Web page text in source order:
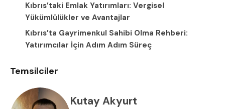
Kıbrıs’taki Emlak Yatırımları: Vergisel
Yükümlülükler ve Avantajlar
Kıbrıs’ta Gayrimenkul Sahibi Olma Rehberi:
Yatırımcılar İçin Adım Adım Süreç
Temsilciler
Kutay Akyurt